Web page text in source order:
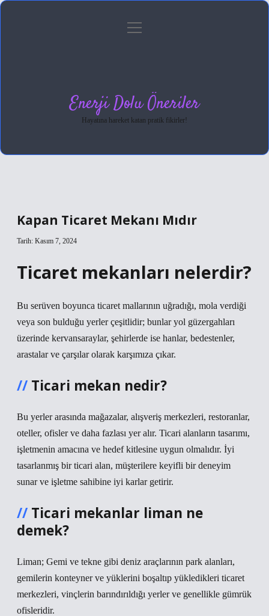
Gizlilik Politikası
menüyü
Enerji Dolu Öneriler
Hayatına hareket katan pratik fikirler!
Kapan Ticaret Mekanı Mıdır
Tarih: Kasım 7, 2024
Ticaret mekanları nelerdir?
Bu serüven boyunca ticaret mallarının uğradığı, mola verdiği
veya son bulduğu yerler çeşitlidir; bunlar yol güzergahları
üzerinde kervansaraylar, şehirlerde ise hanlar, bedestenler,
arastalar ve çarşılar olarak karşımıza çıkar.
Ticari mekan nedir?
Bu yerler arasında mağazalar, alışveriş merkezleri, restoranlar,
oteller, ofisler ve daha fazlası yer alır. Ticari alanların tasarımı,
işletmenin amacına ve hedef kitlesine uygun olmalıdır. İyi
tasarlanmış bir ticari alan, müşterilere keyifli bir deneyim
sunar ve işletme sahibine iyi karlar getirir.
Ticari mekanlar liman ne
demek?
Liman; Gemi ve tekne gibi deniz araçlarının park alanları,
gemilerin konteyner ve yüklerini boşaltıp yükledikleri ticaret
merkezleri, vinçlerin barındırıldığı yerler ve genellikle gümrük
ofisleridir.